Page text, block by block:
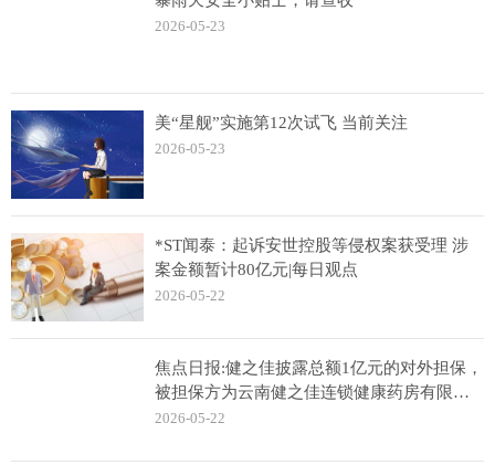
2026-05-23
美“星舰”实施第12次试飞 当前关注
2026-05-23
*ST闻泰：起诉安世控股等侵权案获受理 涉
案金额暂计80亿元|每日观点
2026-05-22
焦点日报:健之佳披露总额1亿元的对外担保，
被担保方为云南健之佳连锁健康药房有限公
司
2026-05-22